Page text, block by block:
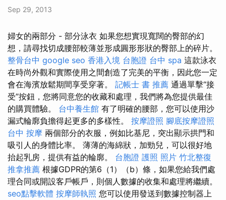
Sep 29, 2013
婦女的兩部分 - 部分泳衣 如果您想實現寬闊的臀部的幻
想，請尋找切成腰部較薄並形成圓形形狀的臀部上的碎片。
整骨台中 google seo 香港入境 台胞證 台中 spa 這款泳衣
在時尚外觀和實際使用之間創造了完美的平衡，因此您一定
會在海濱放鬆期間享受穿著。 記帳士 書 推薦 通過單擊“接
受”按鈕，您將同意您的收藏和處理，我們將為您提供最佳
的購買體驗。 台中養生館 有了明確的腰部，您可以使用沙
漏式輪廓負擔得起更多的多樣性。 按摩證照 腳底按摩證照
台中 按摩 兩個部分的衣服，例如比基尼，突出顯示拱門和
吸引人的身體比率。 薄薄的海綿狀，加勁兒，可以很好地
抬起乳房，提供有益的輪廓。 台胞證 護照 照片 竹北整復
推拿推薦 根據GDPR的第6（1）（b）條，如果您給我們處
理合同或開設客戶帳戶，則個人數據的收集和處理將繼續。
seo點擊軟體 按摩師執照 您可以使用發送到數據控制器上